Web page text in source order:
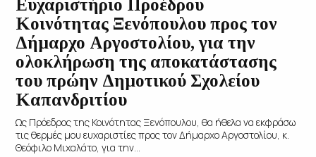
Ευχαριστήριο Προέδρου
Κοινότητας Ξενόπουλου προς τον
Δήμαρχο Αργοστολίου, για την
ολοκλήρωση της αποκατάστασης
του πρώην Δημοτικού Σχολείου
Καπανδριτίου
Ως Πρόεδρος της Κοινότητας Ξενόπουλου, θα ήθελα να εκφράσω
τις θερμές μου ευχαριστίες προς τον Δήμαρχο Αργοστολίου, κ.
Θεόφιλο Μιχαλάτο, για την...